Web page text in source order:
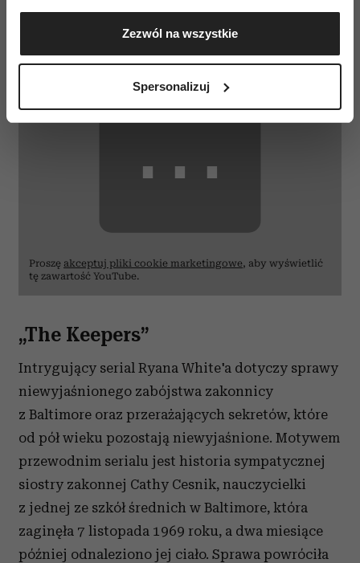
Gromadzić dane dotyczące Twojej lokalizacji
geograficznej z dokładnością nawet do kilku metrów
Identyfikować Twoje urządzenie, aktywnie
(fingerprinting, czyli wirtualny odcisk palca)
i reklam, aby oferować funkcje społecznościowe i
korzystasz z naszej witryny, udostępniamy partnerom
otrzymanymi od Ciebie lub uzyskanymi podczas
korzystania z ich usług.
Zezwól na wszystkie
Spersonalizuj
⋯
Proszę akceptuj pliki cookie marketingowe, aby wyświetlić
tę zawartość YouTube.
„The Keepers”
Intrygujący serial Ryana White'a dotyczy sprawy
niewyjaśnionego zabójstwa zakonnicy
z Baltimore oraz przerażających sekretów, które
od pół wieku pozostają niewyjaśnione. Motywem
przewodnim serialu jest historia sympatycznej
siostry zakonnej Cathy Cesnik, nauczycielki
z jednej ze szkół średnich w Baltimore, która
zaginęła 7 listopada 1969 roku, a dwa miesiące
później odnaleziono jej ciało. Sprawa powróciła